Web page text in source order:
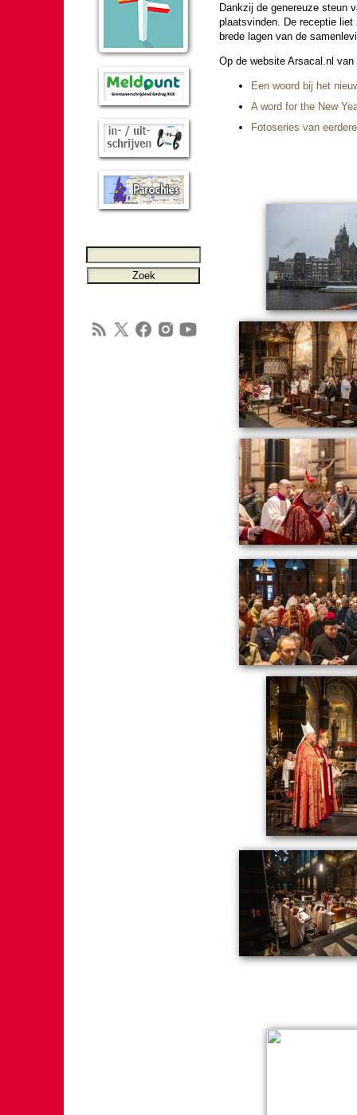
Dankzij de genereuze steun
plaats­vin­den. De receptie
brede lagen van de
Op de web­si­te Arsacal.nl
Een woord bij het
A word for the New
Foto­se­ries van